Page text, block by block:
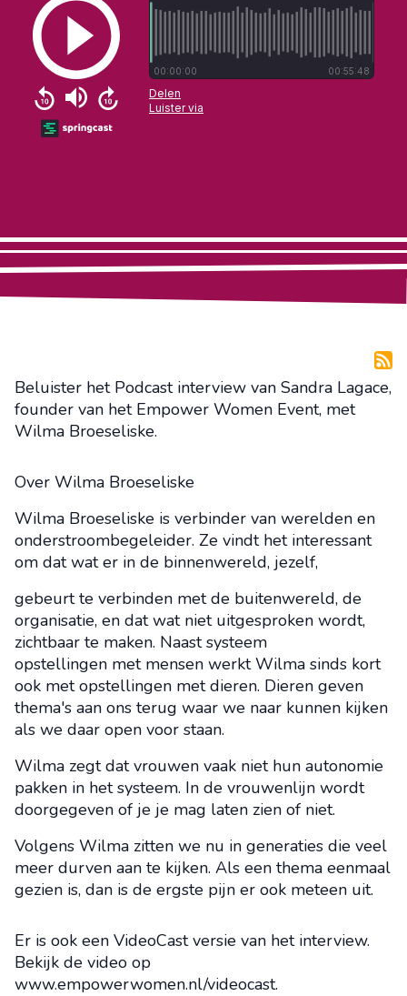
Beluister het Podcast interview van Sandra Lagace,
founder van het Empower Women Event, met
Wilma Broeseliske.
Over Wilma Broeseliske
Wilma Broeseliske is verbinder van werelden en
onderstroombegeleider. Ze vindt het interessant
om dat wat er in de binnenwereld, jezelf,
gebeurt te verbinden met de buitenwereld, de
organisatie, en dat wat niet uitgesproken wordt,
zichtbaar te maken. Naast systeem
opstellingen met mensen werkt Wilma sinds kort
ook met opstellingen met dieren. Dieren geven
thema's aan ons terug waar we naar kunnen kijken
als we daar open voor staan.
Wilma zegt dat vrouwen vaak niet hun autonomie
pakken in het systeem. In de vrouwenlijn wordt
doorgegeven of je je mag laten zien of niet.
Volgens Wilma zitten we nu in generaties die veel
meer durven aan te kijken. Als een thema eenmaal
gezien is, dan is de ergste pijn er ook meteen uit.
Er is ook een VideoCast versie van het interview.
Bekijk de video op
www.empowerwomen.nl/videocast.